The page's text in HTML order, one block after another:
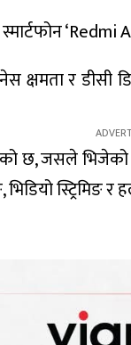
‘Redmi
क्षमता र डीसी
छ, जसले
भिडियो